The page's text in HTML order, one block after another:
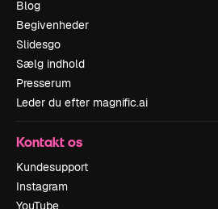
Blog
Begivenheder
Slidesgo
Sælg indhold
Presserum
Leder du efter magnific.ai
Kontakt os
Kundesupport
Instagram
YouTube